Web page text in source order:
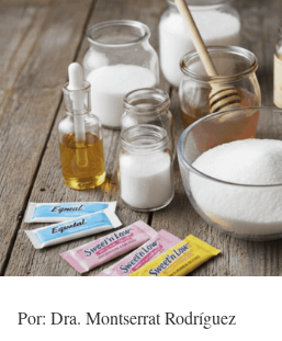
Por: Dra. Montserrat Rodríguez